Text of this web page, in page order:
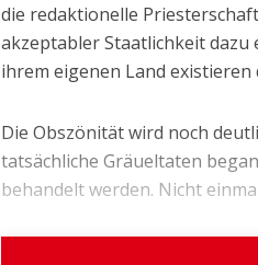
die redaktionelle
akzeptabler Staatlichkeit
ihrem eigenen Land existieren
Die Obszönität wird noch
tatsächliche Gräueltaten
behandelt werden. Nicht